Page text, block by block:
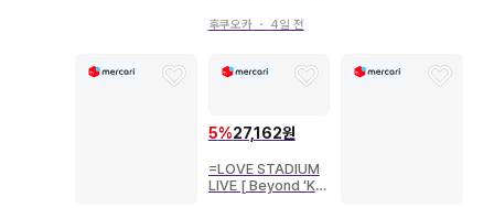
키 비주얼 의상 츄
후쿠오카・ 4일 전
5%27,162원
=LOVE STADIUM
LIVE [ Beyond 'KY